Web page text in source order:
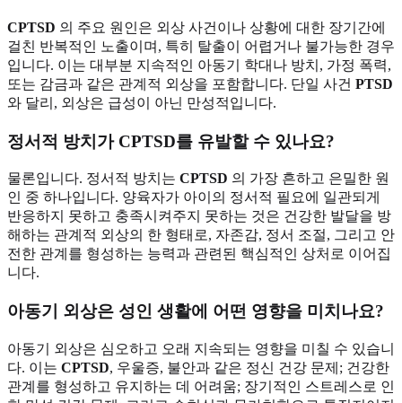
CPTSD 의 주요 원인은 외상 사건이나 상황에 대한 장기간에
걸친 반복적인 노출이며, 특히 탈출이 어렵거나 불가능한 경우
입니다. 이는 대부분 지속적인 아동기 학대나 방치, 가정 폭력,
또는 감금과 같은 관계적 외상을 포함합니다. 단일 사건 PTSD
와 달리, 외상은 급성이 아닌 만성적입니다.
정서적 방치가 CPTSD를 유발할 수 있나요?
물론입니다. 정서적 방치는 CPTSD 의 가장 흔하고 은밀한 원
인 중 하나입니다. 양육자가 아이의 정서적 필요에 일관되게
반응하지 못하고 충족시켜주지 못하는 것은 건강한 발달을 방
해하는 관계적 외상의 한 형태로, 자존감, 정서 조절, 그리고 안
전한 관계를 형성하는 능력과 관련된 핵심적인 상처로 이어집
니다.
아동기 외상은 성인 생활에 어떤 영향을 미치나요?
아동기 외상은 심오하고 오래 지속되는 영향을 미칠 수 있습니
다. 이는 CPTSD, 우울증, 불안과 같은 정신 건강 문제; 건강한
관계를 형성하고 유지하는 데 어려움; 장기적인 스트레스로 인